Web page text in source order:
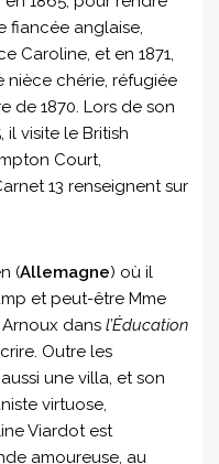
fiancée anglaise,
Caroline, et en 1871,
chérie, réfugiée
de 1870. Lors de son
il visite le British
Court,
13 renseignent sur
(Allemagne) où il
et peut-être Mme
dans l’Éducation
Outre les
une villa, et son
virtuose,
Viardot est
amoureuse, au